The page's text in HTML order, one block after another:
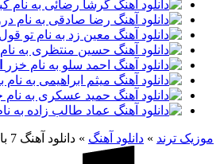
موزیک ترند » دانلود آهنگ » دانلود آهنگ 7 باند به نام وقت و بی وقت